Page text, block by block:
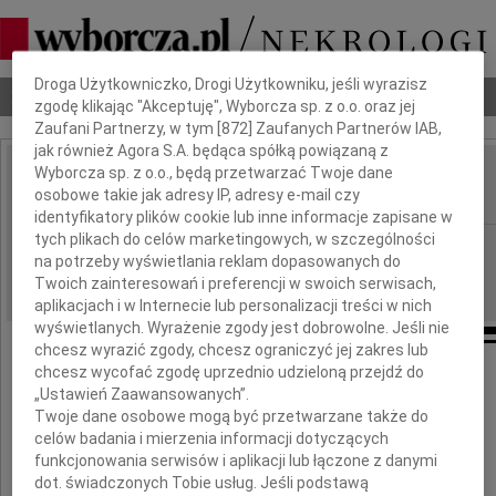
Nekrologi Odeszli Poradnik pogrzebowy
IMIĘ I NAZWISKO: Teresa Krencik
REGION: Warszawa
DATA EMISJI: 17.11.2022
Z ogromnym smutkiem żegnamy
Naszą kochaną Siostrę, Szwagierkę i Ciocię
Dbamy o Twoją prywatność
Droga Użytkowniczko, Drogi Użytkowniku, jeśli wyrazisz
zgodę klikając "Akceptuję", Wyborcza sp. z o.o. oraz jej
Zaufani Partnerzy, w tym [872 ] Zaufanych Partnerów IAB,
jak również Agora S.A. będąca spółką powiązaną z
Wyborcza sp. z o.o., będą przetwarzać Twoje dane
osobowe takie jak adresy IP, adresy e-mail czy
identyfikatory plików cookie lub inne informacje zapisane w
tych plikach do celów marketingowych, w szczególności
na potrzeby wyświetlania reklam dopasowanych do
Twoich zainteresowań i preferencji w swoich serwisach,
aplikacjach i w Internecie lub personalizacji treści w nich
wyświetlanych. Wyrażenie zgody jest dobrowolne. Jeśli nie
chcesz wyrazić zgody, chcesz ograniczyć jej zakres lub
chcesz wycofać zgodę uprzednio udzieloną przejdź do
„Ustawień Zaawansowanych”.
Twoje dane osobowe mogą być przetwarzane także do
celów badania i mierzenia informacji dotyczących
funkcjonowania serwisów i aplikacji lub łączone z danymi
dot. świadczonych Tobie usług. Jeśli podstawą